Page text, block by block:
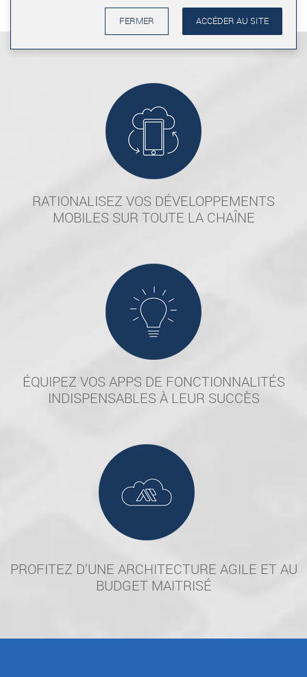
RATIONALISEZ VOS DÉVELOPPEMENTS
MOBILES SUR TOUTE LA CHAÎNE
ÉQUIPEZ VOS APPS DE FONCTIONNALITÉS
INDISPENSABLES À LEUR SUCCÈS
PROFITEZ D’UNE ARCHITECTURE AGILE ET AU
BUDGET MAITRISÉ
FERMER ACCÉDER AU SITE